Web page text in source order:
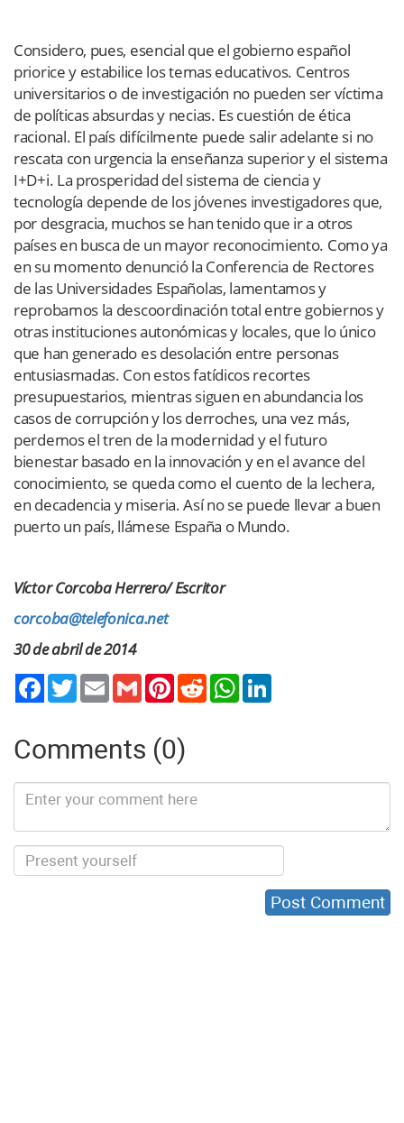
Considero, pues, esencial que el gobierno español
priorice y estabilice los temas educativos. Centros
universitarios o de investigación no pueden ser víctima
de políticas absurdas y necias. Es cuestión de ética
racional. El país difícilmente puede salir adelante si no
rescata con urgencia la enseñanza superior y el sistema
I+D+i. La prosperidad del sistema de ciencia y
tecnología depende de los jóvenes investigadores que,
por desgracia, muchos se han tenido que ir a otros
países en busca de un mayor reconocimiento. Como ya
en su momento denunció la Conferencia de Rectores
de las Universidades Españolas, lamentamos y
reprobamos la descoordinación total entre gobiernos y
otras instituciones autonómicas y locales, que lo único
que han generado es desolación entre personas
entusiasmadas. Con estos fatídicos recortes
presupuestarios, mientras siguen en abundancia los
casos de corrupción y los derroches, una vez más,
perdemos el tren de la modernidad y el futuro
bienestar basado en la innovación y en el avance del
conocimiento, se queda como el cuento de la lechera,
en decadencia y miseria. Así no se puede llevar a buen
puerto un país, llámese España o Mundo.
Víctor Corcoba Herrero/ Escritor
corcoba@telefonica.net
30 de abril de 2014
TwitterEmail Gmail PinterestReddit WhatsApp
Comments (0)